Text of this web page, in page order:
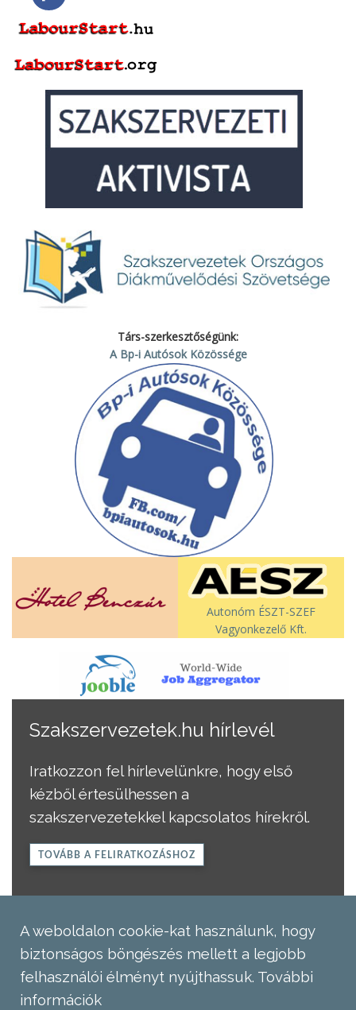
Társ-szerkesztőségünk:
A Bp-i Autósok Közössége
Autonóm ÉSZT-SZEF
Vagyonkezelő Kft.
Szakszervezetek.hu hírlevél
Iratkozzon fel hírlevelünkre, hogy első
kézből értesülhessen a
szakszervezetekkel kapcsolatos hírekről.
TOVÁBB A FELIRATKOZÁSHOZ
A weboldalon cookie-kat használunk, hogy
biztonságos böngészés mellett a legjobb
felhasználói élményt nyújthassuk. További
információk